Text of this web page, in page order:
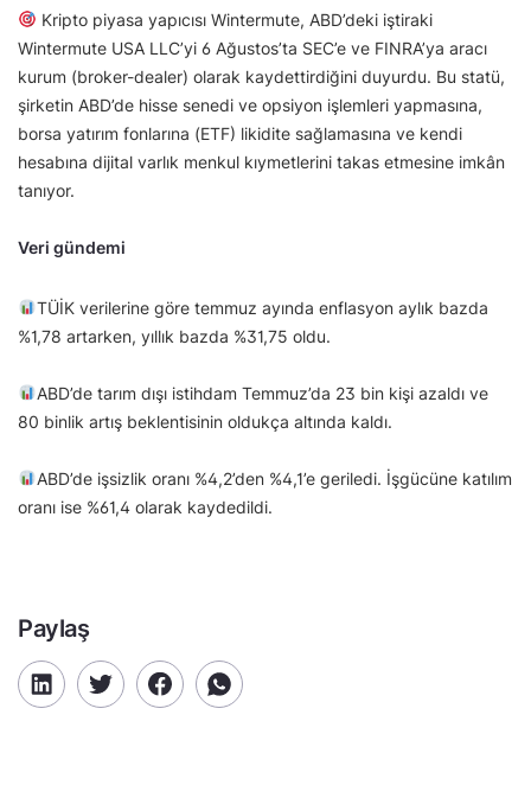
Kripto piyasa yapıcısı Wintermute, ABD’deki iştiraki
Wintermute USA LLC’yi 6 Ağustos’ta SEC’e ve FINRA’ya aracı
kurum (broker-dealer) olarak kaydettirdiğini duyurdu. Bu statü,
şirketin ABD’de hisse senedi ve opsiyon işlemleri yapmasına,
borsa yatırım fonlarına (ETF) likidite sağlamasına ve kendi
hesabına dijital varlık menkul kıymetlerini takas etmesine imkân
tanıyor.
Veri gündemi
TÜİK verilerine göre temmuz ayında enflasyon aylık bazda
%1,78 artarken, yıllık bazda %31,75 oldu.
ABD’de tarım dışı istihdam Temmuz’da 23 bin kişi azaldı ve
80 binlik artış beklentisinin oldukça altında kaldı.
ABD’de işsizlik oranı %4,2’den %4,1’e geriledi. İşgücüne katılım
oranı ise %61,4 olarak kaydedildi.
Paylaş